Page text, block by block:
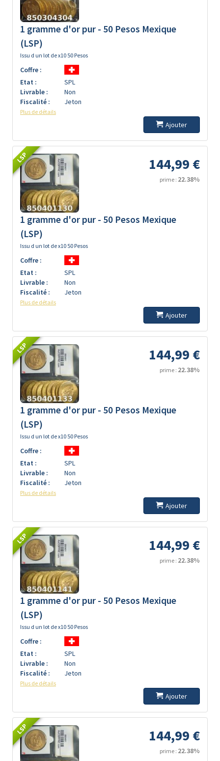
1 gramme d'or pur - 50 Pesos Mexique
(LSP)
Issu d un lot de x10 50 Pesos
Coffre :
Etat :
SPL
Livrable :
Non
Fiscalité :
Jeton
Plus de détails
Ajouter
LSP 144,99 €
prime : 22.38%
1 gramme d'or pur - 50 Pesos Mexique
(LSP)
Issu d un lot de x10 50 Pesos
Coffre :
Etat :
SPL
Livrable :
Non
Fiscalité :
Jeton
Plus de détails
Ajouter
LSP 144,99 €
prime : 22.38%
1 gramme d'or pur - 50 Pesos Mexique
(LSP)
Issu d un lot de x10 50 Pesos
Coffre :
Etat :
SPL
Livrable :
Non
Fiscalité :
Jeton
Plus de détails
Ajouter
LSP 144,99 €
prime : 22.38%
1 gramme d'or pur - 50 Pesos Mexique
(LSP)
Issu d un lot de x10 50 Pesos
Coffre :
Etat :
SPL
Livrable :
Non
Fiscalité :
Jeton
Plus de détails
Ajouter
LSP 144,99 €
prime : 22.38%